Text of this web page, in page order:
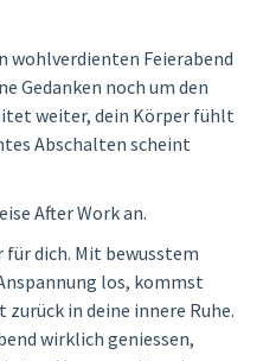
wohlverdienten Feierabend
Gedanken noch um den
weiter, dein Körper fühlt
Abschalten scheint
After Work an.
für dich. Mit bewusstem
los, kommst
in deine innere Ruhe.
wirklich geniessen,